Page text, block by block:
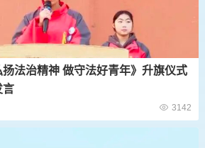
扬法治精神 做守法好青年》升旗仪式
言
3142